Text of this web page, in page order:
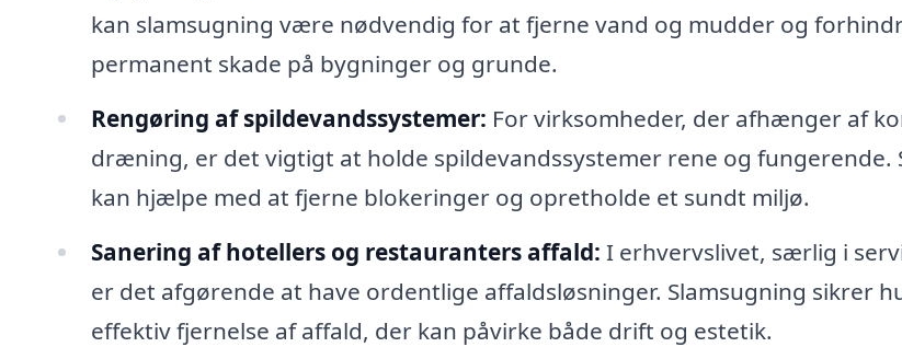
kan slamsugning være nødvendig for at fjerne vand og mudder og
permanent skade på bygninger og grunde.
Rengøring af spildevandssystemer: For virksomheder, der afhænger af
dræning, er det vigtigt at holde spildevandssystemer rene og fungerende.
kan hjælpe med at fjerne blokeringer og opretholde et sundt miljø.
Sanering af hotellers og restauranters affald: I erhvervslivet, særlig i
er det afgørende at have ordentlige affaldsløsninger. Slamsugning sikrer
effektiv fjernelse af affald, der kan påvirke både drift og estetik.